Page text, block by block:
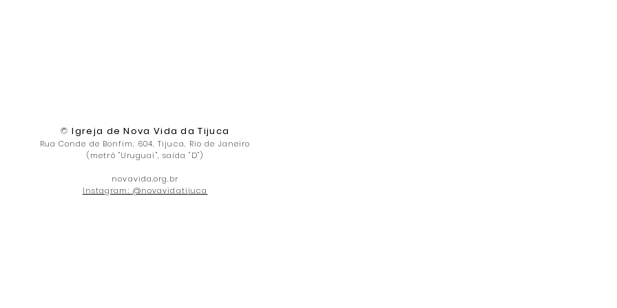
©Igreja de Nova Vida da Tijuca
Rua Conde de Bonfim, 604, Tijuca, Rio de Janeiro
(metrô "Uruguai", saída "D")
novavida.org.br
Instagram: @novavidatijuca